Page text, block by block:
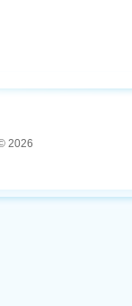
2026